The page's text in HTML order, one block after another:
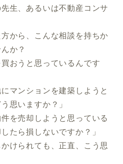
生、あるいは不動産コンサ
から、こんな相談を持ちか
か？
おうと思っているんです
マンションを建築しようと
思いますか？」
を売却しようと思っている
たら損しないですか？」
けられても、正直、こう思